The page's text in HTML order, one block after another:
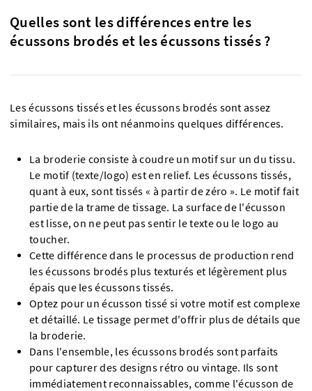
Quelles sont les différences entre les
écussons brodés et les écussons tissés ?
Les écussons tissés et les écussons brodés sont assez
similaires, mais ils ont néanmoins quelques différences.
La broderie consiste à coudre un motif sur un du tissu.
Le motif (texte/logo) est en relief. Les écussons tissés,
quant à eux, sont tissés « à partir de zéro ». Le motif fait
partie de la trame de tissage. La surface de l'écusson
est lisse, on ne peut pas sentir le texte ou le logo au
toucher.
Cette différence dans le processus de production rend
les écussons brodés plus texturés et légèrement plus
épais que les écussons tissés.
Optez pour un écusson tissé si votre motif est complexe
et détaillé. Le tissage permet d'offrir plus de détails que
la broderie.
Dans l'ensemble, les écussons brodés sont parfaits
pour capturer des designs rétro ou vintage. Ils sont
immédiatement reconnaissables, comme l'écusson de